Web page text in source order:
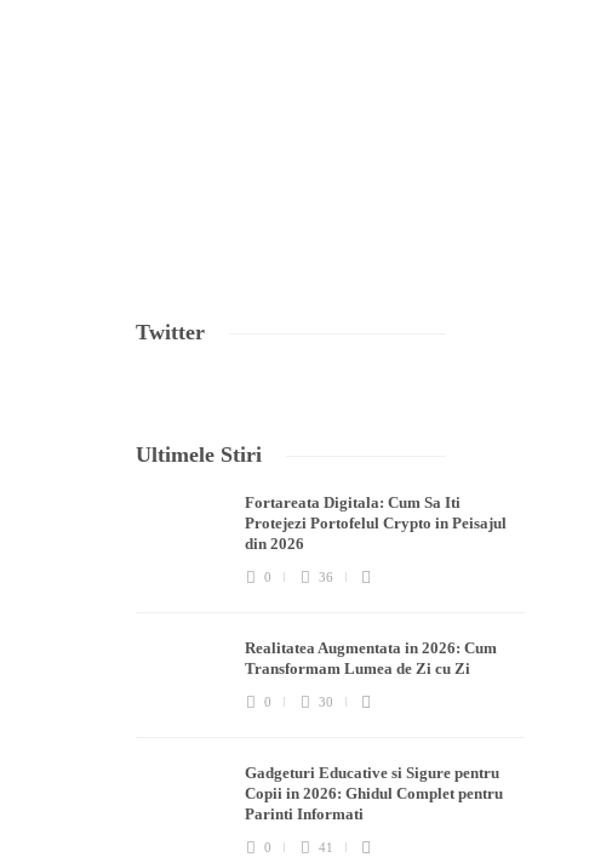
Twitter
Ultimele Stiri
Fortareata Digitala: Cum Sa Iti
Protejezi Portofelul Crypto in Peisajul
din 2026
0 36
Realitatea Augmentata in 2026: Cum
Transformam Lumea de Zi cu Zi
0 30
Gadgeturi Educative si Sigure pentru
Copii in 2026: Ghidul Complet pentru
Parinti Informati
0 41